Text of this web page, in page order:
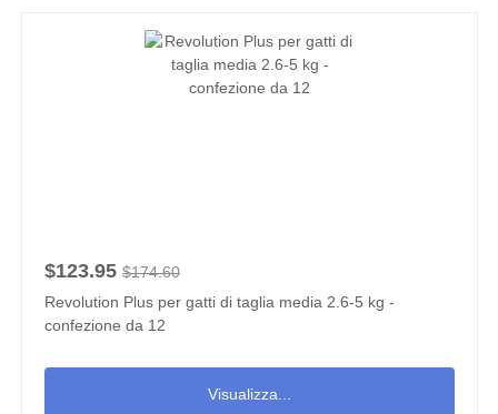
$123.95 $174.60
Revolution Plus per gatti di taglia media 2.6-5 kg -
confezione da 12
Visualizza...